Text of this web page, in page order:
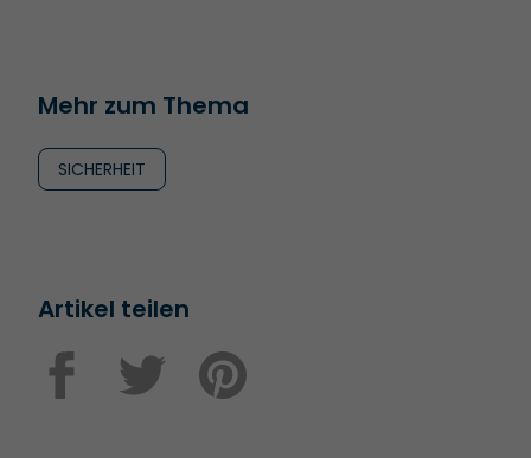
Mehr zum Thema
SICHERHEIT
Artikel teilen